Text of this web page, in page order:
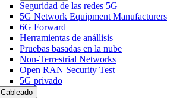
Seguridad de las redes 5G
5G Network Equipment Manufacturers
6G Forward
Herramientas de anállisis
Pruebas basadas en la nube
Non-Terrestrial Networks
Open RAN Security Test
5G privado
Cableado